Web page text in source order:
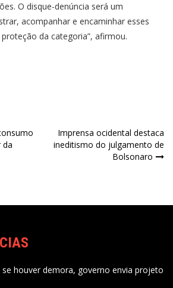
O disque-denúncia será um
acompanhar e encaminhar esses
da categoria”, afirmou.
da
Imprensa ocidental destaca
ineditismo do julgamento de
Bolsonaro
houver demora, governo envia projeto